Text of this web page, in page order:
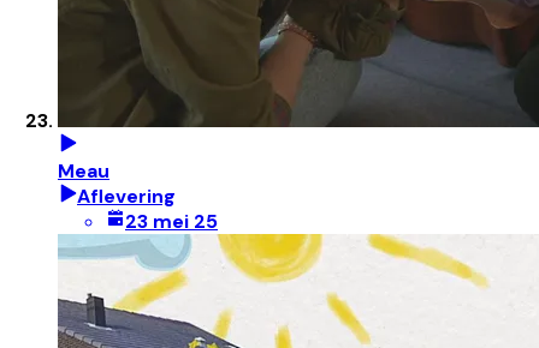
Meau
Aflevering
23 mei 25